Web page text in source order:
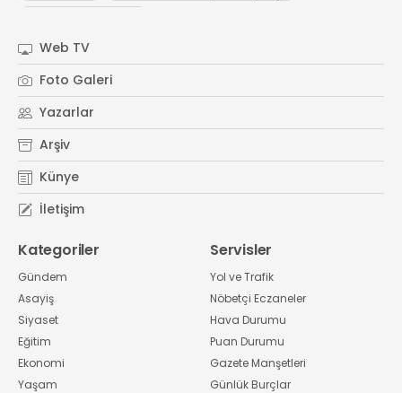
Web TV
Foto Galeri
Yazarlar
Arşiv
Künye
İletişim
Kategoriler
Gündem
Asayiş
Siyaset
Eğitim
Ekonomi
Yaşam
Servisler
Yol ve Trafik
Nöbetçi Eczaneler
Hava Durumu
Puan Durumu
Gazete Manşetleri
Günlük Burçlar